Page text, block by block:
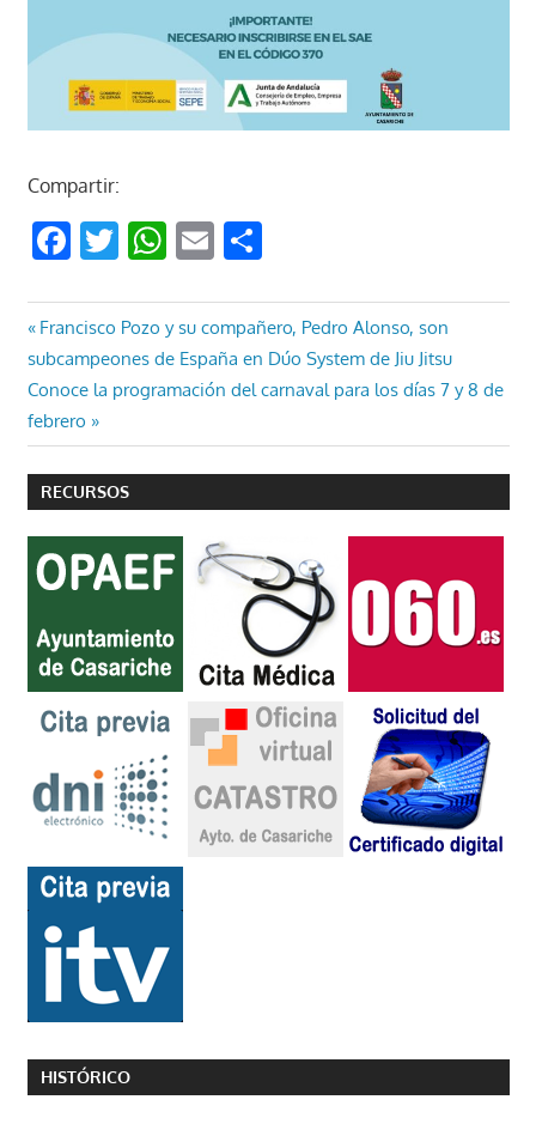
Compartir:
Facebook
Twitter
WhatsApp
EmailCompartir
Navegación
de
entradas
Entrada
anterior:
Francisco Pozo y su compañero, Pedro Alonso, son
subcampeones de España en Dúo System de Jiu Jitsu
Entrada
siguiente:
Conoce la programación del carnaval para los días 7 y 8 de
febrero
RECURSOS
HISTÓRICO